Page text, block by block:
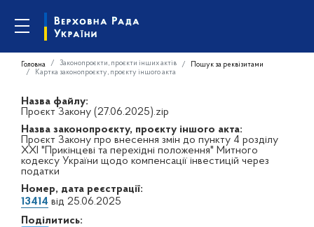
Головна Законопроєкти, проєкти інших актів
Пошук за реквізитами
Картка законопроєкту, проєкту іншого акта
Назва файлу:
Проєкт Закону (27.06.2025).zip
Назва законопроєкту, проєкту іншого акта:
Проєкт Закону про внесення змін до пункту 4 розділу
XXI "Прикінцеві та перехідні положення" Митного
кодексу України щодо компенсації інвестицій через
податки
Номер, дата реєстрації:
13414 від 25.06.2025
Поділитись: